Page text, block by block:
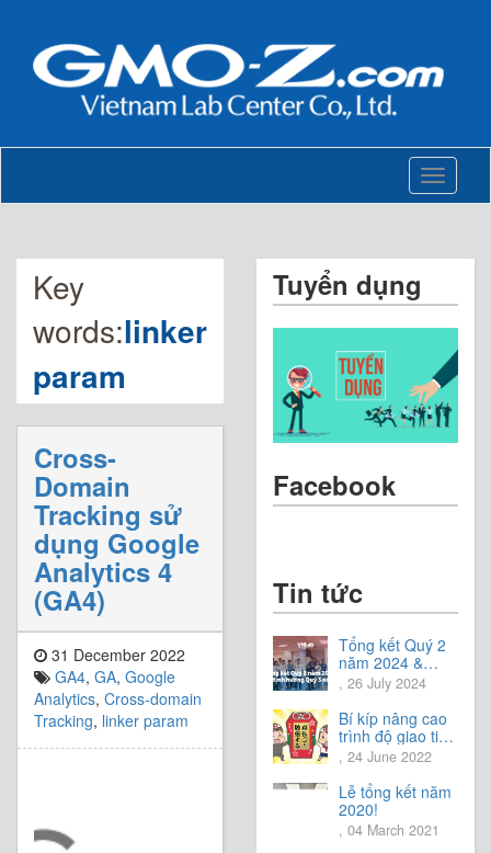
Toggle
Key
words:linker
param
Cross-
Domain
Tracking sử
dụng Google
Analytics 4
(GA4)
31 December 2022
GA4, GA, Google
Analytics, Cross-domain
Tracking, linker param
Tuyển dụng
Facebook
Tin tức
Tổng kết Quý 2
năm 2024 &
Chia sẻ định
hướng Quý 3
năm 2024
, 26 July 2024
Bí kíp nâng cao
trình độ giao tiếp
tiếng Nhật.
, 24 June 2022
Lễ tổng kết năm
2020!
, 04 March 2021